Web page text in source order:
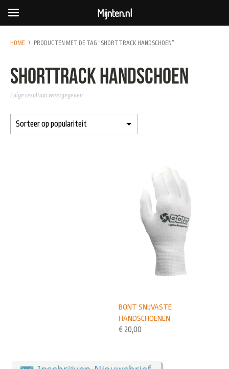
HOME \ PRODUCTEN MET DE TAG “SHORTTRACK HANDSCHOEN”
shorttrack handschoen
Enige resultaat weergegeven
BONT SNIJVASTE
HANDSCHOENEN
€ 20,00
Mijnten.nl